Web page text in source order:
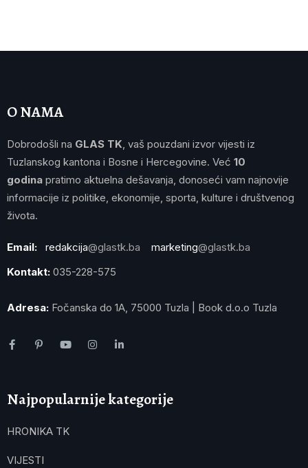
O NAMA
Dobrodošli na GLAS TK , vaš pouzdani izvor vijesti iz
Tuzlanskog kantona i Bosne i Hercegovine. Već 10
godina pratimo aktuelna dešavanja, donoseći vam najnovije
informacije iz politike, ekonomije, sporta, kulture i društvenog
života.
Email: redakcija@glastk.ba marketing@glastk.ba
Kontakt: 035-228-575
Adresa: Fočanska do 1A, 75000 Tuzla | Book d.o.o Tuzla
Najpopularnije kategorije
HRONIKA TK
VIJESTI